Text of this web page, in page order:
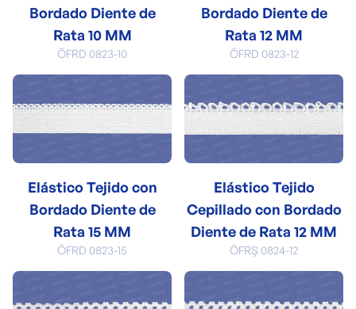
Bordado Diente de
Rata 10 MM
ÖFRD 0823-10
Bordado Diente de
Rata 12 MM
ÖFRD 0823-12
Elástico Tejido con
Bordado Diente de
Rata 15 MM
ÖFRD 0823-15
Elástico Tejido
Cepillado con Bordado
Diente de Rata 12 MM
ÖFRŞ 0824-12